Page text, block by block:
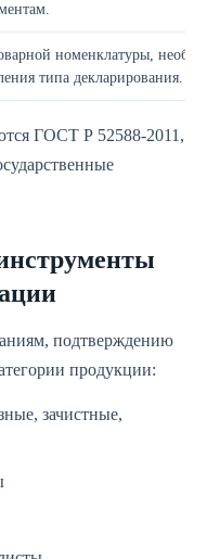
номенклатуры,
типа декларирования.
ГОСТ Р 52588-2011,
подтверждению
продукции:
зачистные,